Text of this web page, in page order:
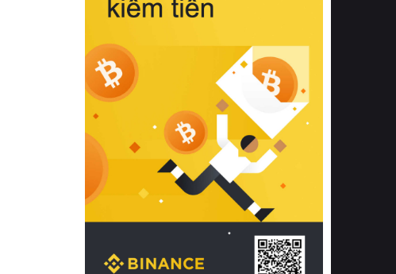
sản phẩm đạt chuẩn chất lượng quốc
tế còn giúp ngăn ngừa tình trạng kích
khuẩn và nấm mốc trong điều kiện
thời tiết nóng ẩm. Bạn có thể tìm hiểu
thêm các nghiên cứu khoa học về tác
động của giấc ngủ và môi trường
phòng ngủ đối với sức khỏe con
người tại Sleep Foundation (External
Link) để có cái nhìn toàn diện hơn.
2. Các tiêu chí vàng khi lựa chọn
chăn ga gối đệm cao cấp cho phòng
ngủ
Để sở hữu một bộ chăn ga gối đệm
cao cấp hoàn hảo cả về thẩm mỹ lẫn
công năng, người tiêu dùng cần cân
nhắc kỹ lưỡng các tiêu chí quan trọng